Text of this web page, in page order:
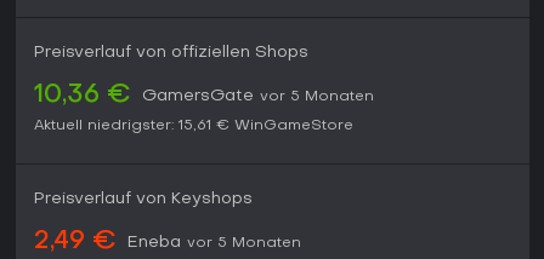
Preisverlauf von offiziellen Shops
10,36 € GamersGate vor 5 Monaten
Aktuell niedrigster: 15,61 € WinGameStore
Preisverlauf von Keyshops
2,49 € Eneba vor 5 Monaten